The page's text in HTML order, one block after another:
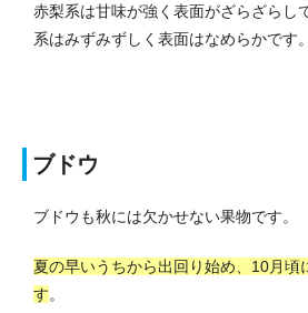
赤梨系は甘味が強く表面がざらざらし
系はみずみずしく表面はなめらかです。
ブドウ
ブドウも秋には欠かせない果物です。
夏の早いうちから出回り始め、10月頃
す。